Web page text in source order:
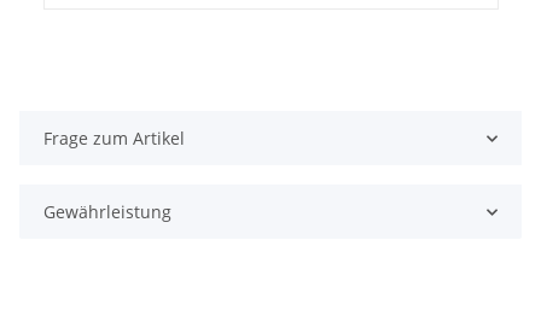
Frage zum Artikel
Gewährleistung